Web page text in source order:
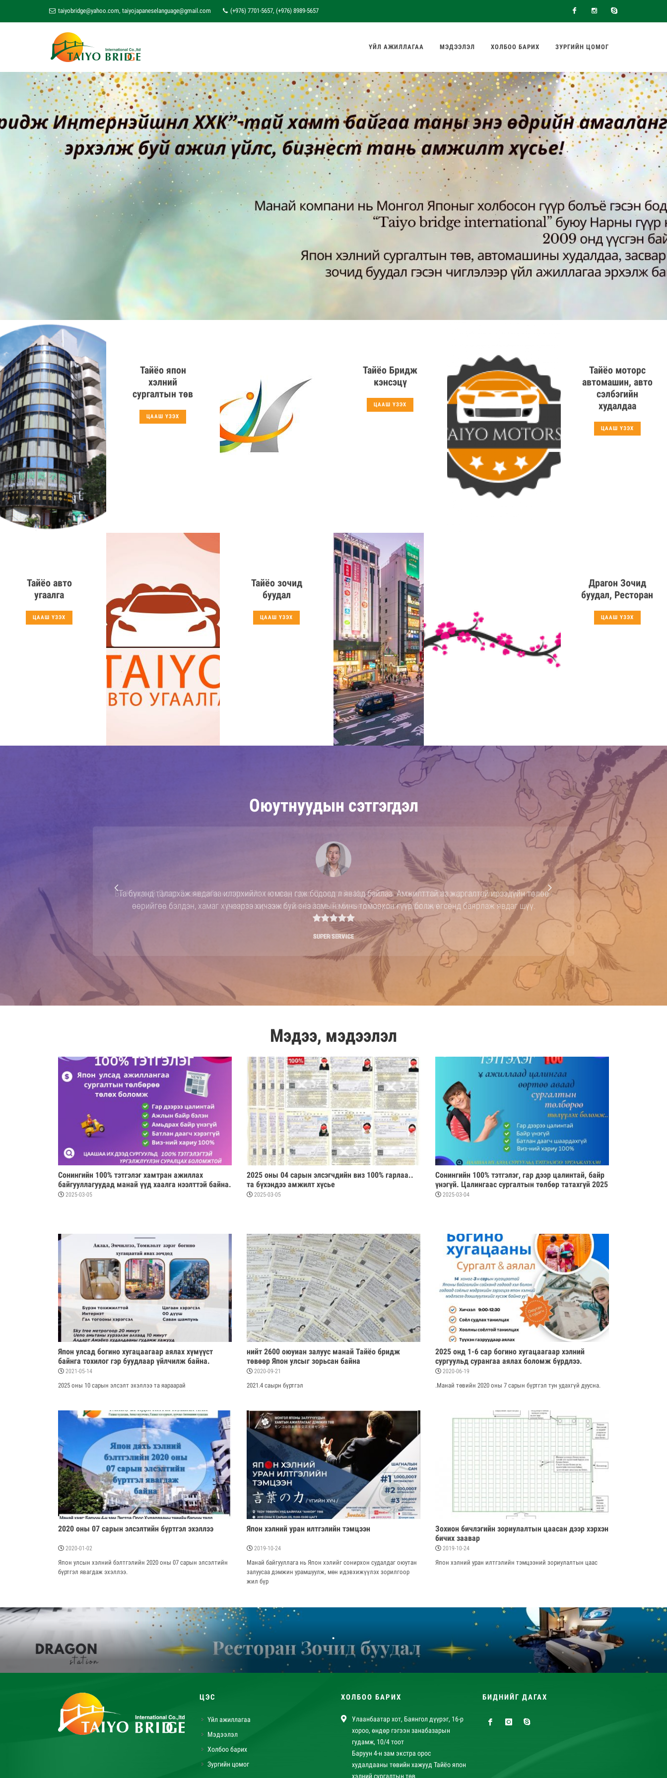
taiyobridge@yahoo.com, taiyojapaneselanguage@gmail.com (+976) 7701-5657, (+976) 8989-5657
ҮЙЛ АЖИЛЛАГАА
МЭДЭЭЛЭЛ ХОЛБОО БАРИХ ЗУРГИЙН ЦОМОГ
Тайёо япон
хэлний
сургалтын төв
ЦААШ ҮЗЭХ
Тайёо Бридж
кэнсэцү
ЦААШ ҮЗЭХ
Тайёо моторс
автомашин, авто
сэлбэгийн
худалдаа
ЦААШ ҮЗЭХ
Тайёо авто
угаалга
ЦААШ ҮЗЭХ
Тайёо зочид
буудал
ЦААШ ҮЗЭХ
Драгон Зочид
буудал, Ресторан
ЦААШ ҮЗЭХ
Оюутнуудын сэтгэгдэл
Би Кокусай Дюар Бизнесийн коллежийг төгсөөд одоо Осакагийн Изүмисано хотын захиргаанд олон улсын харилцааны
ажилтнаар ажиллаж байгаа. Та бүхэнд баярлаж явдаг шүү.
RECEIVE FUNDS
Мэдээ, мэдээлэл
Сонингийн 100% тэтгэлэг хамтран ажиллах
байгууллагуудад манай үүд хаалга нээлттэй байна.
2025-03-05
2025 оны 04 сарын элсэгчдийн виз 100% гарлаа..
та бүхэндээ амжилт хүсье
2025-03-05
Сонингийн 100% тэтгэлэг, гар дээр цалинтай, байр
үнэгүй. Цалингаас сургалтын төлбөр татахгүй 2025
оны 10 сарын элсэлтийн сонгон шалгаруулалт
2025-03-04
Япон улсад богино хугацаагаар аялах хүмүүст
байнга тохилог гэр буудлаар үйлчилж байна.
2021-05-14
2025 оны 10 сарын элсэлт эхэллээ та яараарай
нийт 2600 оюуиан залуус манай Тайёо бридж
төвөөр Япон улсыг зорьсан байна
2020-09-21
2021.4 саырн бүртгэл
2025 онд 1-6 сар богино хугацаагаар хэлний
сургуульд сурангаа аялах боломж бүрдлээ.
2020-06-19
.Манай төвийн 2020 оны 7 сарын бүртгэл тун удахгүй дуусна.
2020 оны 07 сарын элсэлтийн бүртгэл эхэллээ
2020-01-02
Япон улсын хэлний бэлтгэлийн 2020 оны 07 сарын элсэлтийн
бүртгэл явагдаж эхэллээ.
Япон хэлний уран илтгэлийн тэмцээн
2019-10-24
Манай байгууллага нь Япон хэлийг сонирхон судалдаг оюутан
залуусаа дэмжин урамшуулж, мөн идэвхижүүлэх зорилгоор
жил бүр
Зохион бичлэгийн зориулалтын цаасан дээр хэрхэн
бичих заавар
2019-10-24
Япон хэлний уран илтгэлийн тэмцээний зориулалтын цаас
.
ЦЭС
Үйл ажиллагаа
Мэдээлэл
Холбоо барих
Зургийн цомог
ХОЛБОО БАРИХ
Улаанбаатар хот, Баянгол дүүрэг, 16-р
хороо, өндөр гэгээн занабазарын
гудамж, 10/4 тоот
Баруун 4-н зам экстра орос
худалдааны төвийн хажууд Тайёо япон
хэлний сургалтын төв
БИДНИЙГ ДАГАХ